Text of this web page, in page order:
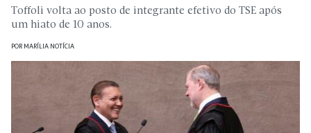
Toffoli volta ao posto de integrante efetivo do TSE após
um hiato de 10 anos.
POR MARÍLIA NOTÍCIA